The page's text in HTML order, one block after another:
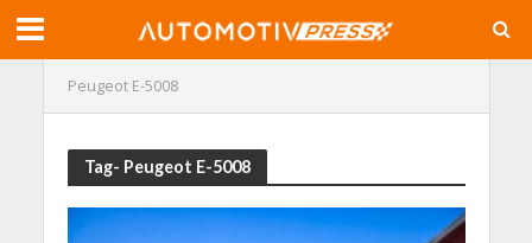
Peugeot E-5008
Tag- Peugeot E-5008